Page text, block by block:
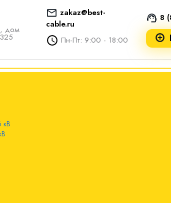
дом
zakaz@best-
cable.ru
Пн-Пт: 9:00 - 18:00
8
кВ
наконечники и
наконечники и
300-800мм